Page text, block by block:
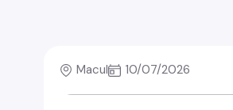
Macul 10/07/2026